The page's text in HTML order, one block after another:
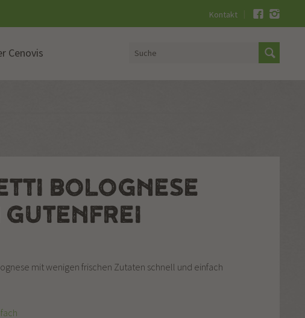
Kontakt
Cenovis
BOLOGNESE
mit wenigen frischen Zutaten schnell und einfach